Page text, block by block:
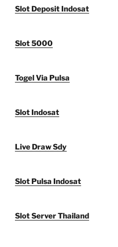
Slot Deposit Indosat
Slot 5000
Togel Via Pulsa
Slot Indosat
Live Draw Sdy
Slot Pulsa Indosat
Slot Server Thailand